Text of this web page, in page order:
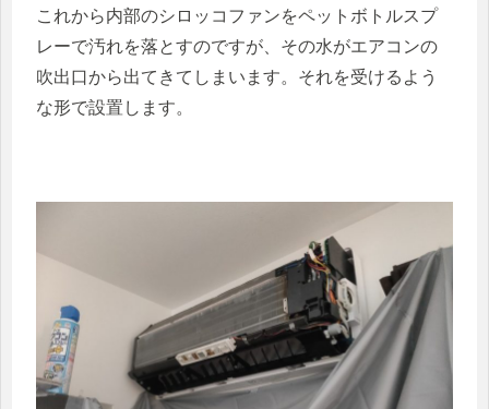
これから内部のシロッコファンをペットボトルスプ
レーで汚れを落とすのですが、その水がエアコンの
吹出口から出てきてしまいます。それを受けるよう
な形で設置します。